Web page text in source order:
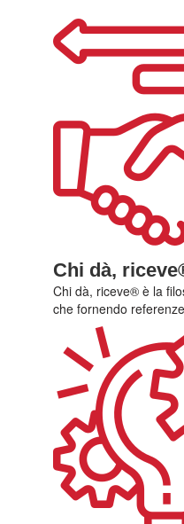
Chi dà,
Chi dà, riceve® è la
che fornendo